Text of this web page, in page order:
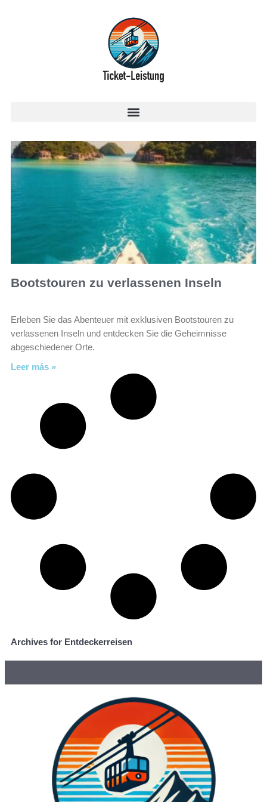
Bootstouren zu verlassenen Inseln
Erleben Sie das Abenteuer mit exklusiven Bootstouren zu
verlassenen Inseln und entdecken Sie die Geheimnisse
abgeschiedener Orte.
Leer más »
Archives for Entdeckerreisen